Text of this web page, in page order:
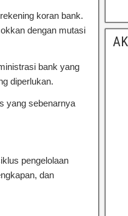
koran bank.
dengan mutasi
bank yang
diperlukan.
yang sebenarnya
pengelolaan
dan